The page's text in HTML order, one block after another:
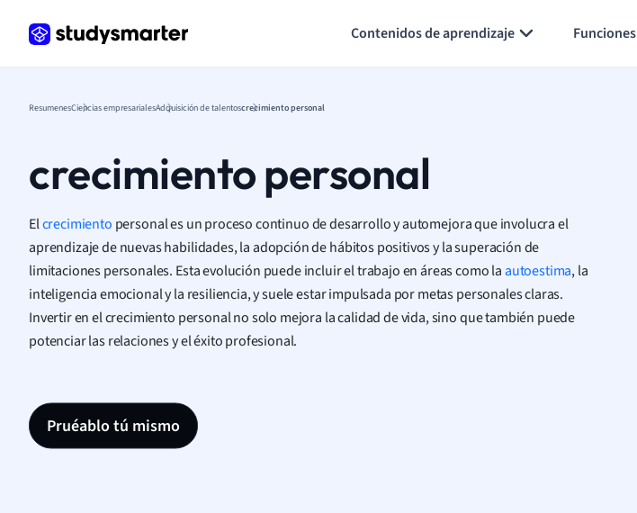
Contenidos de aprendizaje Funciones
ResumenesCiencias empresarialesAdquisición de talentoscrecimiento personal
crecimiento personal
Elcrecimiento personal es un proceso continuo de desarrollo y automejora que involucra el
aprendizaje de nuevas habilidades, la adopción de hábitos positivos y la superación de
limitaciones personales. Esta evolución puede incluir el trabajo en áreas como laautoestima, la
inteligencia emocional y la resiliencia, y suele estar impulsada por metas personales claras.
Invertir en el crecimiento personal no solo mejora la calidad de vida, sino que también puede
potenciar las relaciones y el éxito profesional.
Pruéablo tú mismo